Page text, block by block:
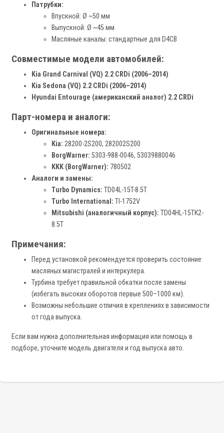
Патрубки:
Впускной: Ø ~50 мм
Выпускной: Ø ~45 мм
Масляные каналы: стандартные для D4CB
Совместимые модели автомобилей:
Kia Grand Carnival (VQ) 2.2 CRDi (2006–2014)
Kia Sedona (VQ) 2.2 CRDi (2006–2014)
Hyundai Entourage (американский аналог) 2.2 CRDi
Парт-номера и аналоги:
Оригинальные номера:
Kia: 28200-2S200, 282002S200
BorgWarner: 5303-988-0046, 53039880046
KKK (BorgWarner): 780502
Аналоги и замены:
Turbo Dynamics: TD04L-15T-8.5T
Turbo International: TI-1752V
Mitsubishi (аналогичный корпус): TD04HL-15TK2-
8.5T
Примечания:
Перед установкой рекомендуется проверить состояние
масляных магистралей и интеркулера.
Турбина требует правильной обкатки после замены
(избегать высоких оборотов первые 500–1000 км).
Возможны небольшие отличия в креплениях в зависимости
от года выпуска.
Если вам нужна дополнительная информация или помощь в
подборе, уточните модель двигателя и год выпуска авто.